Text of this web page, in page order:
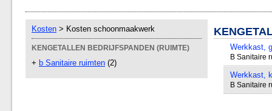
Kosten > Kosten schoonmaakwerk
KENGETALLEN BEDRIJFSPANDEN (RUIMTE)
+ b Sanitaire ruimten (2)
Werkkast,
B Sanitaire
Werkkast,
B Sanitaire